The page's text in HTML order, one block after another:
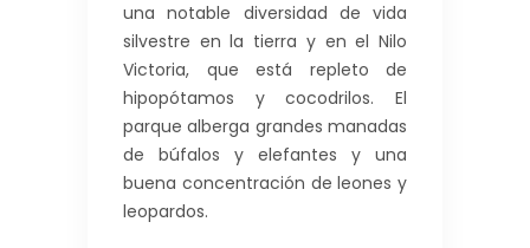
una notable diversidad de vida
silvestre en la tierra y en el Nilo
Victoria, que está repleto de
hipopótamos y cocodrilos. El
parque alberga grandes manadas
de búfalos y elefantes y una
buena concentración de leones y
leopardos.